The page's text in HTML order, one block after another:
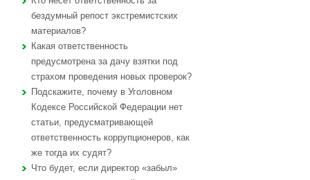
бездумный репост экстремистских
материалов?
Какая ответственность
предусмотрена за дачу взятки под
страхом проведения новых проверок?
Подскажите, почему в Уголовном
Кодексе Российской Федерации нет
статьи, предусматривающей
ответственность коррупционеров, как
же тогда их судят?
Что будет, если директор «забыл»